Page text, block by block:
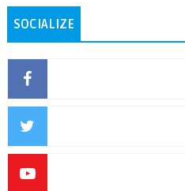
SOCIALIZE